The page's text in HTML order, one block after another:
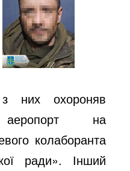
них охороняв
аеропорт на
колаборанта
ради». Інший